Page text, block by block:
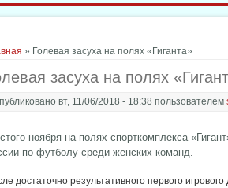
» Голевая засуха на полях «Гиганта»
засуха на полях
вт, 11/06/2018 - 18:38 пользователем
ноября на полях спорткомплекса
по футболу среди женских команд.
достаточно результативного первого